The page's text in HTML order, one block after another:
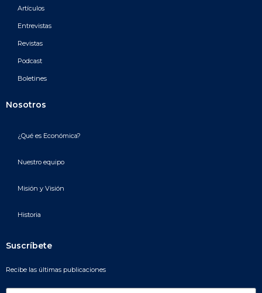
Artículos
Entrevistas
Revistas
Podcast
Boletines
Nosotros
¿Qué es Económica?
Nuestro equipo
Misión y Visión
Historia
Suscríbete
Recibe las últimas publicaciones